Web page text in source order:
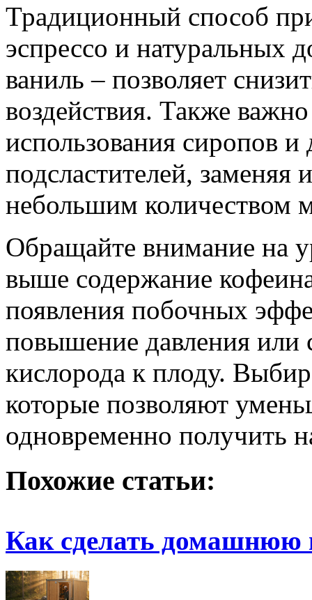
Традиционный способ
эспрессо и натуральных
ваниль – позволяет
воздействия. Также важно
использования сиропов
подсластителей,
небольшим количеством
Обращайте внимание на
выше содержание
появления побочных
повышение давления или
кислорода к плоду.
которые позволяют
одновременно получить
Похожие статьи:
Как сделать домашнюю